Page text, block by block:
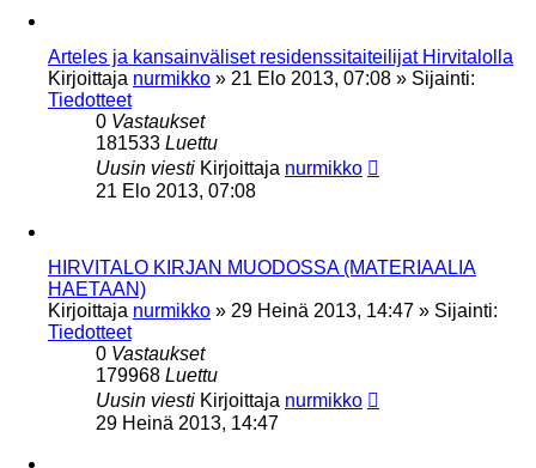
Arteles ja kansainväliset residenssitaiteilijat Hirvitalolla
Kirjoittaja nurmikko » 21 Elo 2013, 07:08 » Sijainti:
Tiedotteet
0 Vastaukset
181533 Luettu
Uusin viesti Kirjoittaja nurmikko
21 Elo 2013, 07:08
HIRVITALO KIRJAN MUODOSSA (MATERIAALIA
HAETAAN)
Kirjoittaja nurmikko » 29 Heinä 2013, 14:47 » Sijainti:
Tiedotteet
0 Vastaukset
179968 Luettu
Uusin viesti Kirjoittaja nurmikko
29 Heinä 2013, 14:47